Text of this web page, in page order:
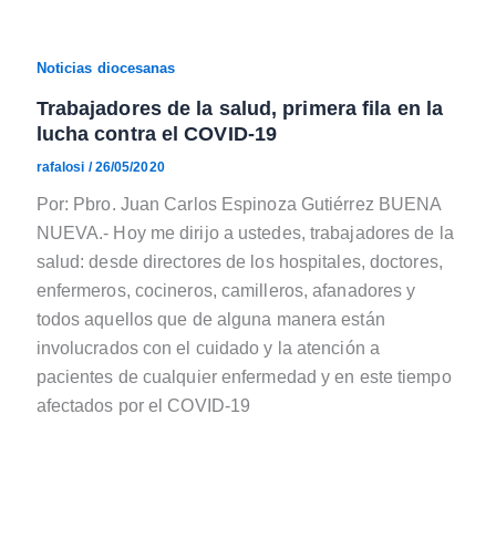
Noticias diocesanas
Trabajadores de la salud, primera fila en la
lucha contra el COVID-19
rafalosi /26/05/2020
Por: Pbro. Juan Carlos Espinoza Gutiérrez BUENA
NUEVA.- Hoy me dirijo a ustedes, trabajadores de la
salud: desde directores de los hospitales, doctores,
enfermeros, cocineros, camilleros, afanadores y
todos aquellos que de alguna manera están
involucrados con el cuidado y la atención a
pacientes de cualquier enfermedad y en este tiempo
afectados por el COVID-19